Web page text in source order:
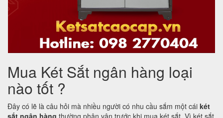
Mua Két Sắt ngân hàng loại
nào tốt ?
Đây có lẽ là câu hỏi mà nhiều người có nhu cầu sắm một cái két
sắt ngân hàng thường phân vân trước khi mua két sắt. Vì két sắt